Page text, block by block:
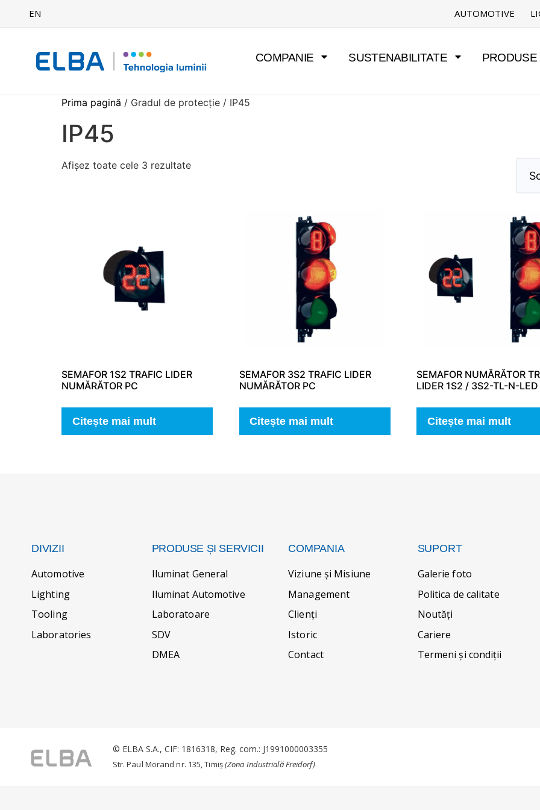
EN AUTOMOTIVE
COMPANIE SUSTENABILITATE PRODUSE
Prima pagină / Gradul de protecție / IP45
IP45
Afișez toate cele 3 rezultate
SEMAFOR 1S2 TRAFIC LIDER
NUMĂRĂTOR PC
Citește mai mult
SEMAFOR 3S2 TRAFIC LIDER
NUMĂRĂTOR PC
Citește mai mult
SEMAFOR NUMĂRĂTOR
LIDER 1S2 / 3S2-TL-N-LED
Citește mai mult
DIVIZII
Automotive
Lighting
Tooling
Laboratories
PRODUSE ȘI SERVICII
Iluminat General
Iluminat Automotive
Laboratoare
SDV
DMEA
COMPANIA
Viziune și Misiune
Management
Clienți
Istoric
Contact
SUPORT
Galerie foto
Politica de calitate
Noutăți
Cariere
Termeni și condiții
© ELBA S.A., CIF: 1816318, Reg. com.: J1991000003355
Str. Paul Morand nr. 135, Timiș(Zona Industrială Freidorf)